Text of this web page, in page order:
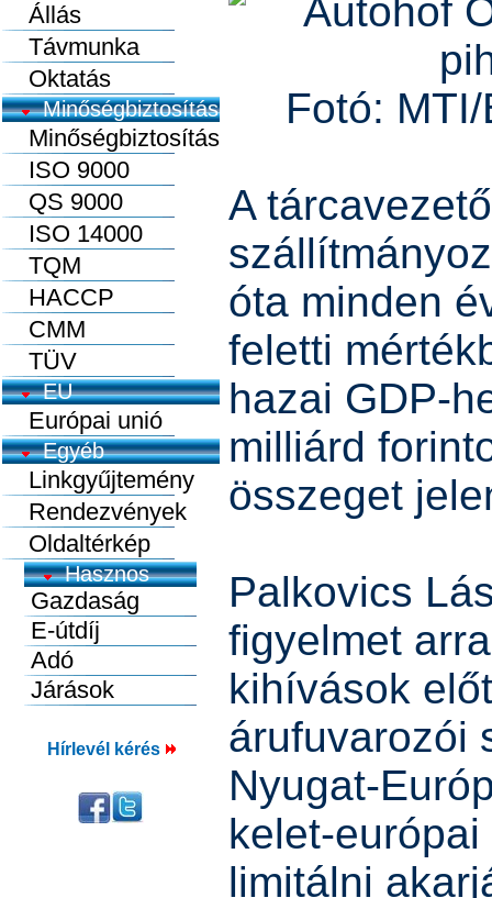
Állás
Távmunka
Oktatás
Minőségbiztosítás
Minőségbiztosítás
ISO 9000
QS 9000
ISO 14000
TQM
HACCP
CMM
TÜV
EU
Európai unió
Egyéb
Linkgyűjtemény
Rendezvények
Oldaltérkép
Hírlevél kérés
Fotó:
A
óta minden
feletti
hazai GDP-
milliárd
összeget
Palkovics
figyelmet
kihívások
árufuvarozói
Nyugat-
kelet-
limitálni